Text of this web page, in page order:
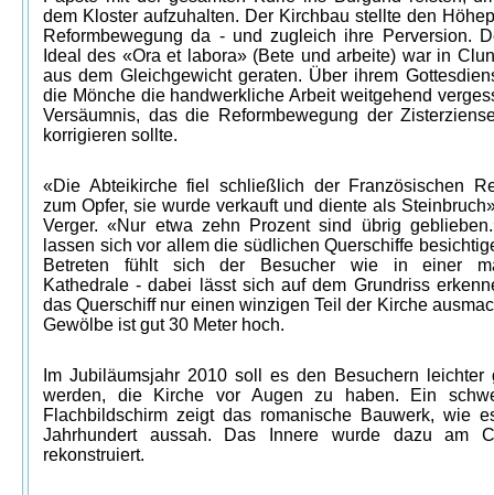
dem Kloster aufzuhalten. Der Kirchbau stellte den
Reformbewegung da - und zugleich ihre Perversion.
Ideal des «Ora et labora» (Bete und arbeite) war in
aus dem Gleichgewicht geraten. Über ihrem
die Mönche die handwerkliche Arbeit weitgehend
Versäumnis, das die Reformbewegung der
korrigieren sollte.
«Die Abteikirche fiel schließlich der Französischen
zum Opfer, sie wurde verkauft und diente als
Verger. «Nur etwa zehn Prozent sind übrig
lassen sich vor allem die südlichen Querschiffe
Betreten fühlt sich der Besucher wie in einer
Kathedrale - dabei lässt sich auf dem Grundriss
das Querschiff nur einen winzigen Teil der Kirche
Gewölbe ist gut 30 Meter hoch.
Im Jubiläumsjahr 2010 soll es den Besuchern leichter
werden, die Kirche vor Augen zu haben. Ein
Flachbildschirm zeigt das romanische Bauwerk, wie
Jahrhundert aussah. Das Innere wurde dazu am
rekonstruiert.